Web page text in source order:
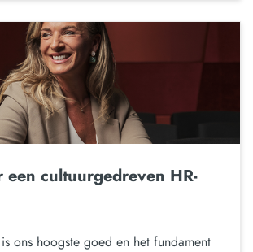
cultuurgedreven HR-
ons hoogste goed en het fundament